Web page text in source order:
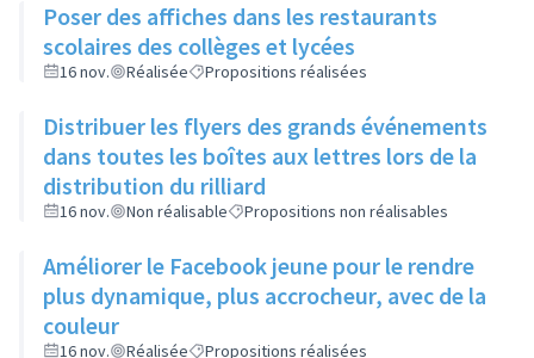
Poser des affiches dans les restaurants
scolaires des collèges et lycées
16 nov. Réalisée Propositions réalisées
Distribuer les flyers des grands événements
dans toutes les boîtes aux lettres lors de la
distribution du rilliard
16 nov. Non réalisable Propositions non réalisables
Améliorer le Facebook jeune pour le rendre
plus dynamique, plus accrocheur, avec de la
couleur
16 nov. Réalisée Propositions réalisées